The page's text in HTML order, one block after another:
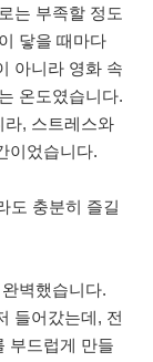
는 부족할 정도
닿을 때마다
아니라 영화 속
온도였습니다.
라, 스트레스와
이었습니다.
도 충분히 즐길
벽했습니다.
들어갔는데, 전
부드럽게 만들